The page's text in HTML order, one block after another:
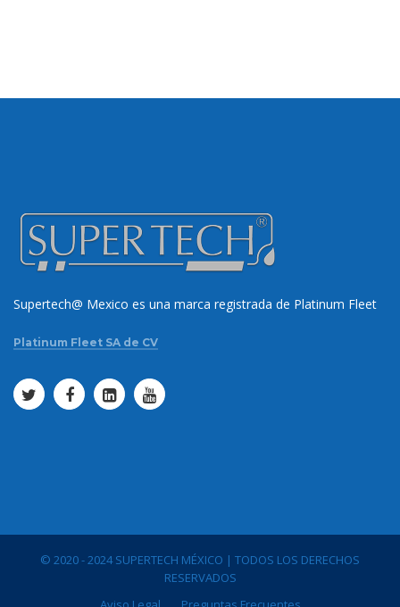
Supertech@ Mexico es una marca registrada de Platinum Fleet
Platinum Fleet SA de CV
© 2020 - 2024 SUPERTECH MÉXICO | TODOS LOS DERECHOS
RESERVADOS